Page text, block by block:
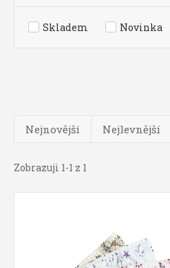
Skladem Novinka
Nejnovější Nejlevnější
Zobrazuji 1-1 z 1